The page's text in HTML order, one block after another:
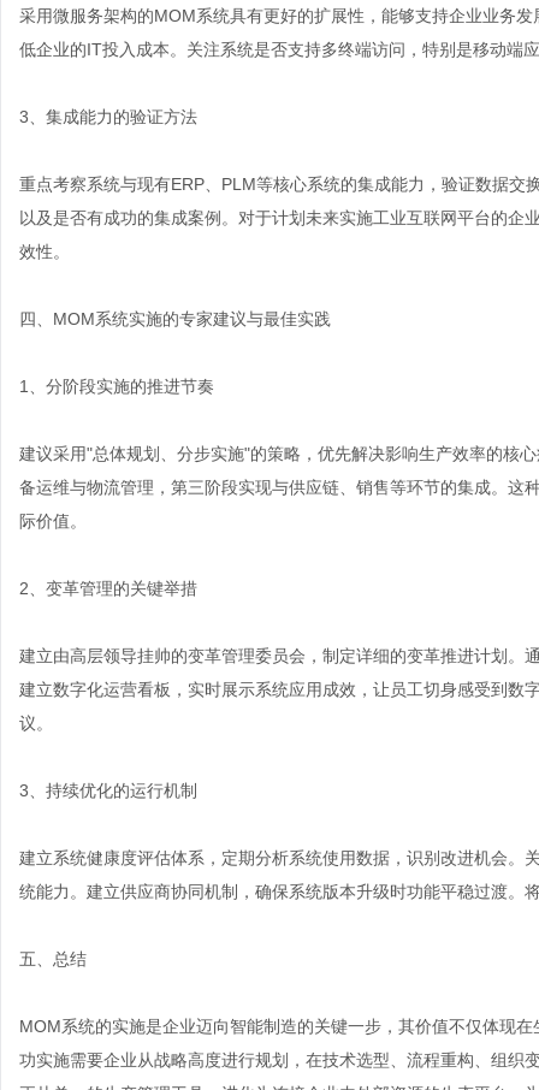
采用微服务架构的MOM系统具有更好的扩展性，能够支持企业业务
低企业的IT投入成本。关注系统是否支持多终端访问，特别是移动端
3、集成能力的验证方法
重点考察系统与现有ERP、PLM等核心系统的集成能力，验证数据
以及是否有成功的集成案例。对于计划未来实施工业互联网平台的
效性。
四、MOM系统实施的专家建议与最佳实践
1、分阶段实施的推进节奏
建议采用"总体规划、分步实施"的策略，优先解决影响生产效率的核
备运维与物流管理，第三阶段实现与供应链、销售等环节的集成。这
际价值。
2、变革管理的关键举措
建立由高层领导挂帅的变革管理委员会，制定详细的变革推进计划。
建立数字化运营看板，实时展示系统应用成效，让员工切身感受到数
议。
3、持续优化的运行机制
建立系统健康度评估体系，定期分析系统使用数据，识别改进机会。
统能力。建立供应商协同机制，确保系统版本升级时功能平稳过渡。
五、总结
MOM系统的实施是企业迈向智能制造的关键一步，其价值不仅体现
功实施需要企业从战略高度进行规划，在技术选型、流程重构、组